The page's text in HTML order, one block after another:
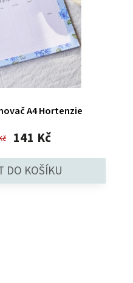
A4 Hortenzie
141 Kč